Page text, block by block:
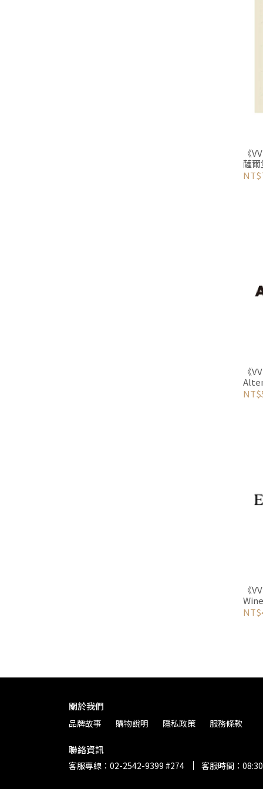
《
薩爾
《
《
關於我們
品牌故事 購物說明 隱私政策 服務條款
聯絡資訊
客服專線：02-2542-9399 #274 客服時間：